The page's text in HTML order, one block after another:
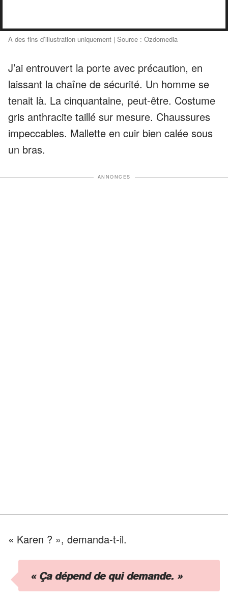
À des fins d’illustration uniquement | Source : Ozdomedia
J’ai entrouvert la porte avec précaution, en
laissant la chaîne de sécurité. Un homme se
tenait là. La cinquantaine, peut-être. Costume
gris anthracite taillé sur mesure. Chaussures
impeccables. Mallette en cuir bien calée sous
un bras.
ANNONCES
« Karen ? », demanda-t-il.
« Ça dépend de qui demande. »